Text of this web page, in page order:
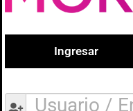
Ingresar